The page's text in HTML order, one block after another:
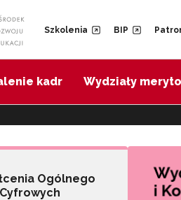
Szkolenia BIP
kadr Wydziały
Ogólnego